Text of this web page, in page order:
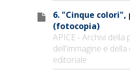
6. "Cinque
(fotocopia)
APICE - Archivi della
dell'immagine e
editoriale